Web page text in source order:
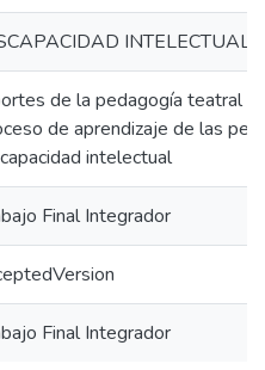
INTELECTUAL
de la pedagogía teatral
de aprendizaje de las
intelectual
Final Integrador
Final Integrador